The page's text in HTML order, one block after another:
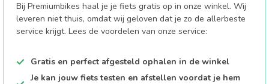
Bij Premiumbikes haal je je fiets gratis op in onze winkel. Wij
leveren niet thuis, omdat wij geloven dat je zo de allerbeste
service krijgt. Lees de voordelen van onze service:
Gratis en perfect afgesteld ophalen in de winkel
Je kan jouw fiets testen en afstellen voordat je hem